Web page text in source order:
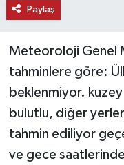
Paylaş
Meteoroloji Genel
tahminlere göre:
beklenmiyor. kuzey
bulutlu, diğer
tahmin ediliyor
ve gece
YAŞAM